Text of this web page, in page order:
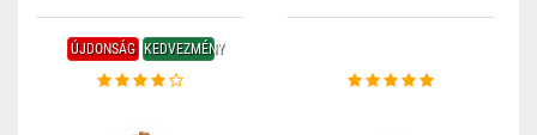
ÚJDONSÁG KEDVEZMÉNY